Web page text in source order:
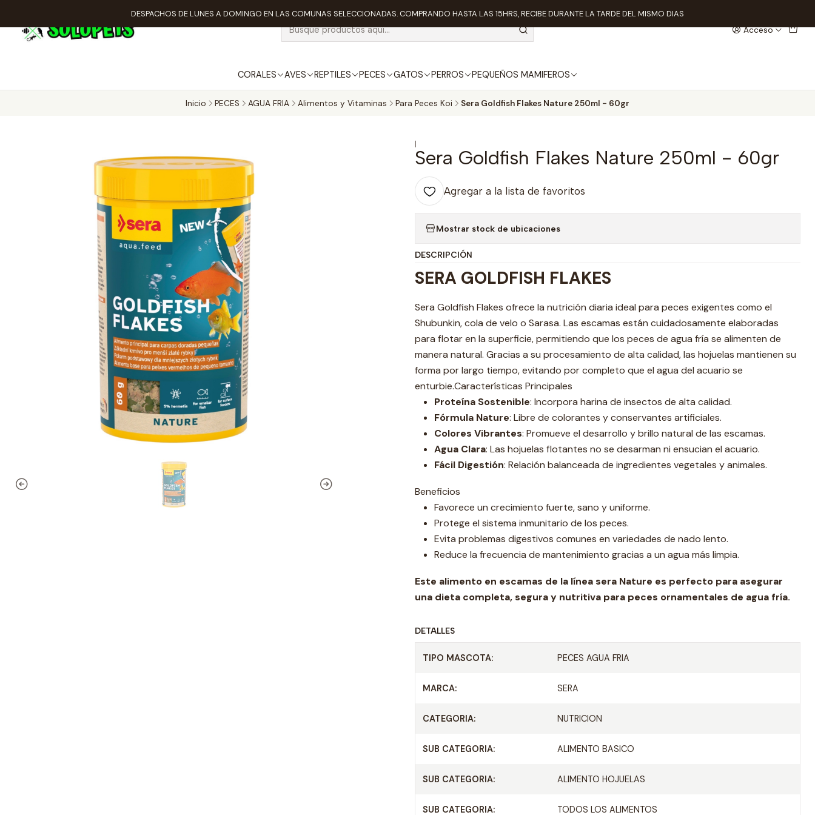
Acceso
CORALES AVES REPTILES PECES GATOS PERROS PEQUEÑOS MAMIFEROS
DESPACHOS DE LUNES A DOMINGO EN LAS COMUNAS SELECCIONADAS. COMPRANDO HASTA LAS 15HRS, RECIBE DURANTE LA TARDE DEL MISMO DIAS
Inicio PECES AGUA FRIA Alimentos y Vitaminas Para Peces Koi Sera Goldfish Flakes Nature 250ml - 60gr
|
Sera Goldfish Flakes Nature 250ml - 60gr
Agregar a la lista de favoritos
Mostrar stock de ubicaciones
DESCRIPCIÓN
SERA GOLDFISH FLAKES
Sera Goldfish Flakes ofrece la nutrición diaria ideal para peces exigentes como el
Shubunkin, cola de velo o Sarasa. Las escamas están cuidadosamente elaboradas
para flotar en la superficie, permitiendo que los peces de agua fría se alimenten de
manera natural. Gracias a su procesamiento de alta calidad, las hojuelas mantienen su
forma por largo tiempo, evitando por completo que el agua del acuario se
enturbie.Características Principales
Proteína Sostenible: Incorpora harina de insectos de alta calidad.
Fórmula Nature: Libre de colorantes y conservantes artificiales.
Colores Vibrantes: Promueve el desarrollo y brillo natural de las escamas.
Agua Clara: Las hojuelas flotantes no se desarman ni ensucian el acuario.
Fácil Digestión: Relación balanceada de ingredientes vegetales y animales.
Beneficios
Favorece un crecimiento fuerte, sano y uniforme.
Protege el sistema inmunitario de los peces.
Evita problemas digestivos comunes en variedades de nado lento.
Reduce la frecuencia de mantenimiento gracias a un agua más limpia.
Este alimento en escamas de la línea sera Nature es perfecto para asegurar
una dieta completa, segura y nutritiva para peces ornamentales de agua fría.
DETALLES
TIPO MASCOTA: PECES AGUA FRIA
MARCA: SERA
CATEGORIA: NUTRICION
SUB CATEGORIA: ALIMENTO BASICO
SUB CATEGORIA: ALIMENTO HOJUELAS
SUB CATEGORIA: TODOS LOS ALIMENTOS